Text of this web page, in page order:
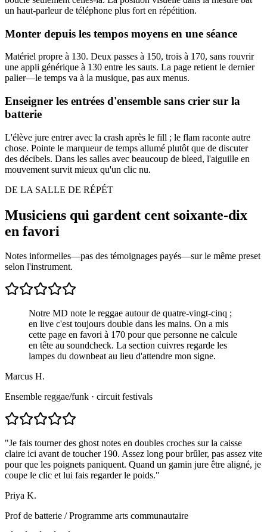
un haut-parleur de téléphone plus fort en répétition.
Monter depuis les tempos moyens en une séance
Matériel propre à 130. Deux passes à 150, trois à 170, sans rouvrir
une appli générique à 130 entre les sauts. La page retient le dernier
palier—le temps va à la musique, pas aux menus.
Enseigner les entrées d'ensemble sans crier sur la
batterie
L'élève jure entrer avec la crash après le fill ; le flam raconte autre
chose. Pointe le marqueur de temps allumé plutôt que de discuter
des décibels. Dans les salles avec beaucoup de bleed, l'aiguille en
mouvement survit mieux qu'un clic nu.
DE LA SALLE DE RÉPÉT
Musiciens qui gardent cent soixante-dix
en favori
Notes informelles—pas des témoignages payés—sur le même preset
selon l'instrument.
Notre MD note le reggae autour de quatre-vingt-cinq ;
en live c'est toujours double dans les mains. On a mis
cette page en favori à 170 pour que personne ne calcule
en tête au soundcheck. La section cuivres regarde les
lampes du downbeat au lieu d'attendre mon signe.
Marcus H.
Ensemble reggae/funk · circuit festivals
"Je fais tourner des ghost notes en doubles croches sur la caisse
claire ici avant de toucher 190. Assez long pour brûler, pas assez vite
pour que les poignets paniquent. Quand un gamin jure être aligné, je
coupe le clic et lui fais regarder le poids."
Priya K.
Prof de batterie /Programme arts communautaire